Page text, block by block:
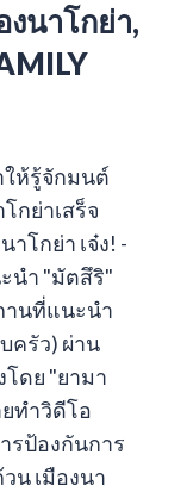
นาโกย่า,
ห้รู้จักมนต์
กย่าเสร็จ
โกย่า เจ๋ง! -
ะนำ "มัตสึริ"
านที่แนะนำ
ครัว) ผ่าน
ดย "ยามา
ยทำวิดีโอ
รป้องกันการ
น เมืองนา